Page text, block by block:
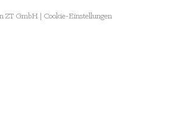
GmbH | Cookie-Einstellungen